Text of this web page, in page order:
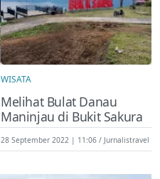
WISATA
Melihat Bulat Danau
Maninjau di Bukit Sakura
28 September 2022 | 11:06 Jurnalistravel